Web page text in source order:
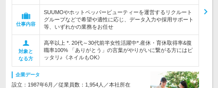
仕事内容
SUUMOやホットペッパービューティーを運営するリクルート
グループなどで希望や適性に応じ、データ入力や採用サポート
等、いずれかの業務をお任せ
対象と
なる方
高卒以上 *. 20代～30代前半女性活躍中*.産休・育休取得率&復
職率100% 「ありがとう」の言葉がやりがいに繋がる方にはピ
ッタリ♪《ネイルもOK》
企業データ
設立：1987年6月／従業員数：1,954人／本社所在